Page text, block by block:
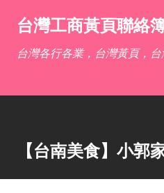
跳到主要
台灣工商黃頁聯絡
台灣各行各業，台灣黃頁，台
【台南美食】小郭